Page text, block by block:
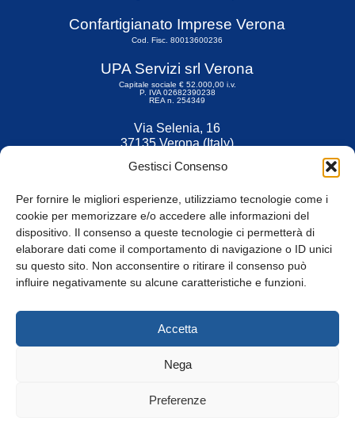
Gestisci Consenso
Per fornire le migliori esperienze, utilizziamo tecnologie come i
cookie per memorizzare e/o accedere alle informazioni del
dispositivo. Il consenso a queste tecnologie ci permetterà di
elaborare dati come il comportamento di navigazione o ID unici
su questo sito. Non acconsentire o ritirare il consenso può
influire negativamente su alcune caratteristiche e funzioni.
Accetta
Nega
Preferenze
Confartigianato Imprese Verona
Cod. Fisc. 80013600236
UPA Servizi srl Verona
Capitale sociale € 52.000,00 i.v.
P. IVA 02682390238
REA n. 254349
Via Selenia, 16
37135 Verona (Italy)
Fax 045 9211599
© Tutti i diritti riservati